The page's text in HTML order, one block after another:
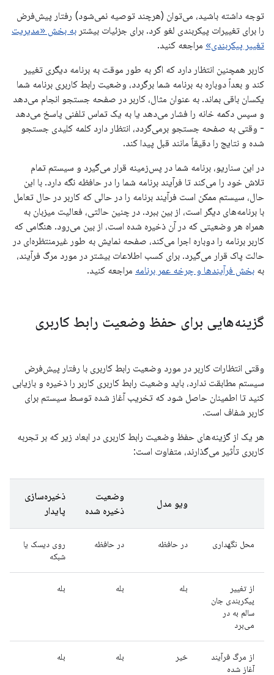
توجه داشته باشید، می‌توان (هرچند توصیه نمی‌شود) رفتار پیش‌فرض
را برای تغییرات پیکربندی لغو کرد. برای جزئیات بیشتر به بخش «مدیریت
تغییر پیکربندی» مراجعه کنید.
کاربر همچنین انتظار دارد که اگر به طور موقت به برنامه دیگری تغییر
کند و بعداً دوباره به برنامه شما برگردد، وضعیت رابط کاربری برنامه شما
یکسان باقی بماند. به عنوان مثال، کاربر در صفحه جستجو انجام می‌دهد
و سپس دکمه خانه را فشار می‌دهد یا به یک تماس تلفنی پاسخ می‌دهد
- وقتی به صفحه جستجو برمی‌گردد، انتظار دارد کلمه کلیدی جستجو
شده و نتایج را دقیقاً مانند قبل پیدا کند.
در این سناریو، برنامه شما در پس‌زمینه قرار می‌گیرد و سیستم تمام
تلاش خود را می‌کند تا فرآیند برنامه شما را در حافظه نگه دارد. با این
حال، سیستم ممکن است فرآیند برنامه را در حالی که کاربر در حال تعامل
با برنامه‌های دیگر است، از بین ببرد. در چنین حالتی، فعالیت میزبان به
همراه هر وضعیتی که در آن ذخیره شده است، از بین می‌رود. هنگامی که
کاربر برنامه را دوباره اجرا می‌کند، صفحه نمایش به طور غیرمنتظره‌ای در
حالت پاک قرار می‌گیرد. برای کسب اطلاعات بیشتر در مورد مرگ فرآیند،
به بخش فرآیندها و چرخه عمر برنامه مراجعه کنید.
گزینه‌هایی برای حفظ وضعیت رابط کاربری
وقتی انتظارات کاربر در مورد وضعیت رابط کاربری با رفتار پیش‌فرض
سیستم مطابقت ندارد، باید وضعیت رابط کاربری کاربر را ذخیره و بازیابی
کنید تا اطمینان حاصل شود که تخریب آغاز شده توسط سیستم برای
کاربر شفاف است.
هر یک از گزینه‌های حفظ وضعیت رابط کاربری در ابعاد زیر که بر تجربه
کاربری تأثیر می‌گذارند، متفاوت است:
ویو مدل
وضعیت
ذخیره شده
ذخیره‌سازی
پایدار
محل نگهداری در حافظه در حافظه
روی دیسک یا
شبکه
از تغییر
پیکربندی جان
سالم به در
می‌برد
بله بله بله
از مرگ فرآیند
آغاز شده
خیر بله بله